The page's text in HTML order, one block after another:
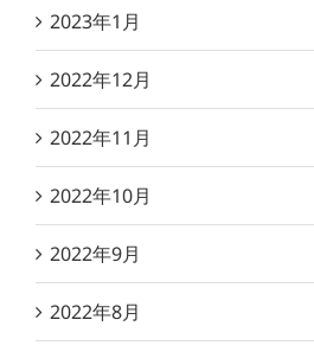
2023年1月
2022年12月
2022年11月
2022年10月
2022年9月
2022年8月